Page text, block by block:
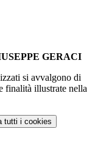
GERACI
si avvalgono di
finalità illustrate nella
tutti i cookies